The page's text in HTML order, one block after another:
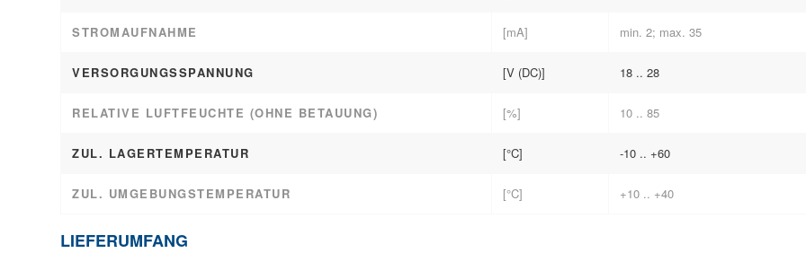
STROMAUFNAHME [mA] min. 2; max. 35
VERSORGUNGSSPANNUNG [V (DC)] 18 .. 28
RELATIVE LUFTFEUCHTE (OHNE BETAUUNG) [%] 10 .. 85
ZUL. LAGERTEMPERATUR [°C] -10 .. +60
ZUL. UMGEBUNGSTEMPERATUR [°C] +10 .. +40
LIEFERUMFANG